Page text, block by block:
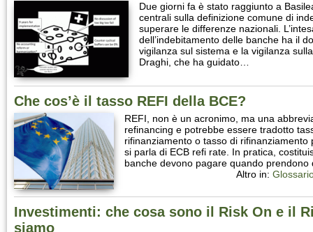
Due giorni fa è stato raggiunto a
centrali sulla definizione comune di
superare le differenze nazionali.
dell’indebitamento delle banche ha il
vigilanza sul sistema e la vigilanza
Draghi, che ha guidato…
Che cos’è il tasso REFI della BCE?
REFI, non è un acronimo, ma una
refinancing e potrebbe essere tradotto
rifinanziamento o tasso di
si parla di ECB refi rate. In pratica,
banche devono pagare quando
Altro in:
Investimenti: che cosa sono il Risk On e il
siamo